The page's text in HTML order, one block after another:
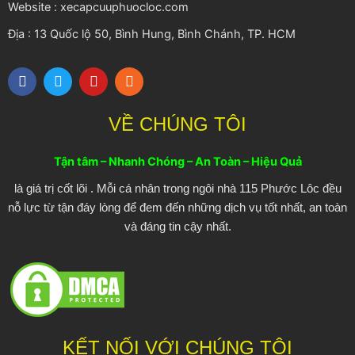
Website : xecapcuuphuocloc.com
Địa : 13 Quốc lộ 50, Bình Hung, Bình Chánh, TP. HCM
F
a
T
w
r
Y
o
e
R
s
VỀ CHÚNG TÔI
Tận tâm – Nhanh Chóng – An Toàn – Hiệu Quả
là giá trị cốt lõi . Mỗi cá nhân trong ngôi nhà 115 Phước Lôc đều
nỗ lực từ tận đáy lòng để đem đến những dịch vụ tốt nhất, an toàn
và đáng tin cậy nhất.
KẾT NỐI VỚI CHÚNG TÔI